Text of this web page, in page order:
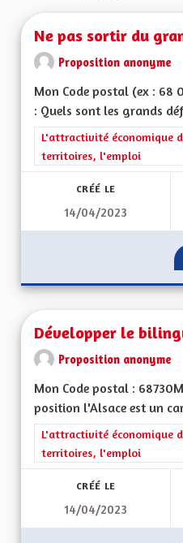
Ne pas sortir du
Proposition anonyme
Mon Code postal (ex :
: Quels sont les grands
Filtrer les résultats de la
L'attractivité économique
territoires, l'emploi
CRÉÉ LE
14/04/2023
Développer le
Proposition anonyme
Mon Code postal :
position l'Alsace est un
Filtrer les résultats de la
L'attractivité économique
territoires, l'emploi
CRÉÉ LE
14/04/2023